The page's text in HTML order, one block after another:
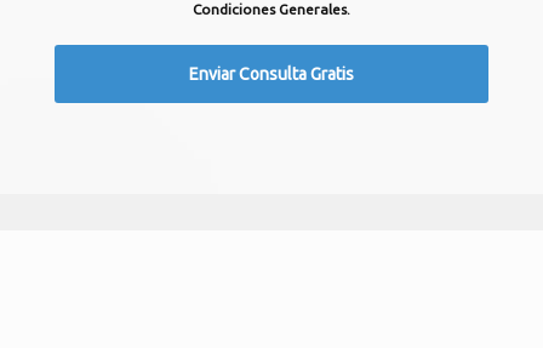
Condiciones Generales.